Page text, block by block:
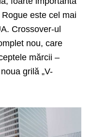
Rogue este cel mai
Crossover-ul
nou, care
mărcii –
grilă „V-